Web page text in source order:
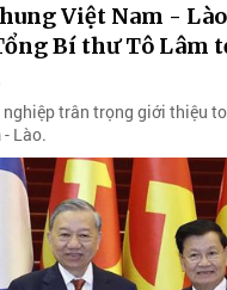
Việt Nam -
Bí thư Tô Lâm
nghiệp trân trọng giới thiệu
Lào.